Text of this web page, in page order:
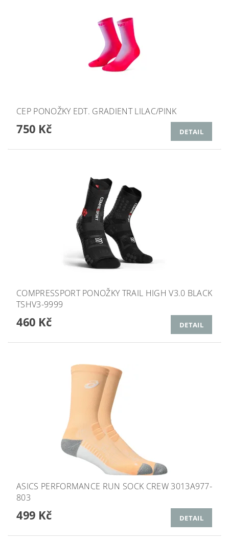
CEP PONOŽKY EDT. GRADIENT LILAC/PINK
750 Kč DETAIL
COMPRESSPORT PONOŽKY TRAIL HIGH V3.0 BLACK
TSHV3-9999
460 Kč DETAIL
ASICS PERFORMANCE RUN SOCK CREW 3013A977-
803
499 Kč DETAIL